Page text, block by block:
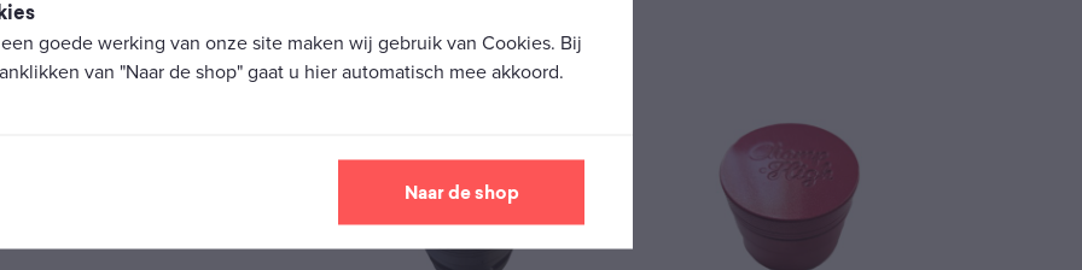
goede werking van onze site maken wij gebruik van Cookies. Bij
van "Naar de shop" gaat u hier automatisch mee akkoord.
Naar de shop